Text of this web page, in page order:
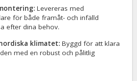
Levereras med
för både framåt- och infälld
efter dina behov.
klimatet:Byggd för att klara
med en robust och pålitlig